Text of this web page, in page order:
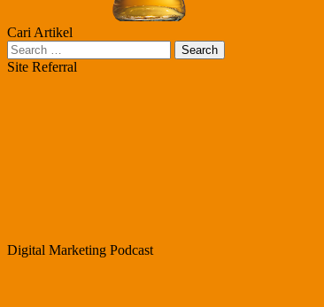
Cari Artikel
Search
for:
Site Referral
Digital Marketing Podcast